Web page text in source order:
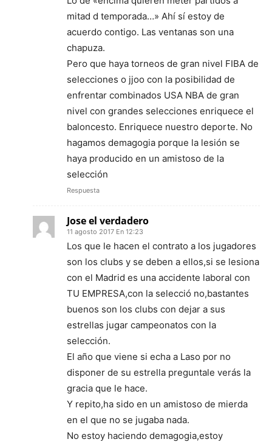
mitad d temporada…» Ahí sí estoy de
acuerdo contigo. Las ventanas son una
chapuza.
Pero que haya torneos de gran nivel FIBA de
selecciones o jjoo con la posibilidad de
enfrentar combinados USA NBA de gran
nivel con grandes selecciones enriquece el
baloncesto. Enriquece nuestro deporte. No
hagamos demagogia porque la lesión se
haya producido en un amistoso de la
selección
Respuesta
Jose el verdadero
11 agosto 2017 En 12:23
Los que le hacen el contrato a los jugadores
son los clubs y se deben a ellos,si se lesiona
con el Madrid es una accidente laboral con
TU EMPRESA,con la selecció no,bastantes
buenos son los clubs con dejar a sus
estrellas jugar campeonatos con la
selección.
El año que viene si echa a Laso por no
disponer de su estrella preguntale verás la
gracia que le hace.
Y repito,ha sido en un amistoso de mierda
en el que no se jugaba nada.
No estoy haciendo demagogia,estoy